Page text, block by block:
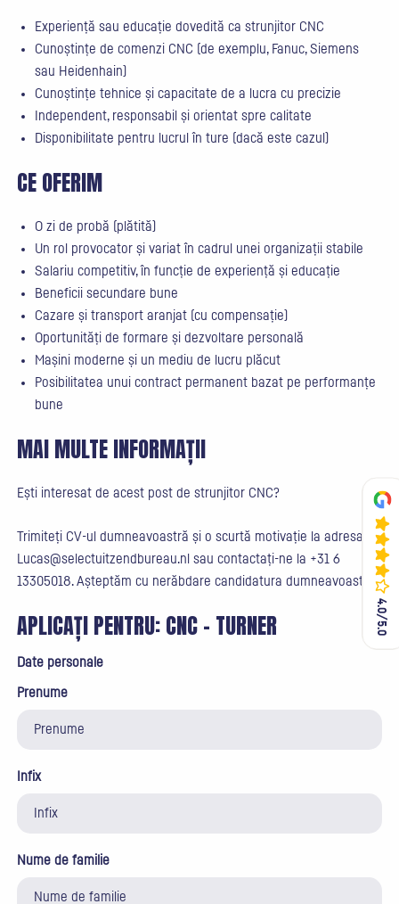
4.0/5.0
4.0/5.0
Experiență sau educație dovedită ca strunjitor CNC
Cunoștințe de comenzi CNC (de exemplu, Fanuc, Siemens
sau Heidenhain)
Cunoștințe tehnice și capacitate de a lucra cu precizie
Independent, responsabil și orientat spre calitate
Disponibilitate pentru lucrul în ture (dacă este cazul)
CE OFERIM
O zi de probă (plătită)
Un rol provocator și variat în cadrul unei organizații stabile
Salariu competitiv, în funcție de experiență și educație
Beneficii secundare bune
Cazare și transport aranjat (cu compensație)
Oportunități de formare și dezvoltare personală
Mașini moderne și un mediu de lucru plăcut
Posibilitatea unui contract permanent bazat pe performanțe
bune
MAI MULTE INFORMAȚII
Ești interesat de acest post de strunjitor CNC?
Trimiteți CV-ul dumneavoastră și o scurtă motivație la adresa
Lucas@selectuitzendbureau.nl sau contactați-ne la +31 6
13305018. Așteptăm cu nerăbdare candidatura dumneavoastră!
APLICAȚI PENTRU:CNC - TURNER
Date personale
Prenume
Infix
Nume de familie